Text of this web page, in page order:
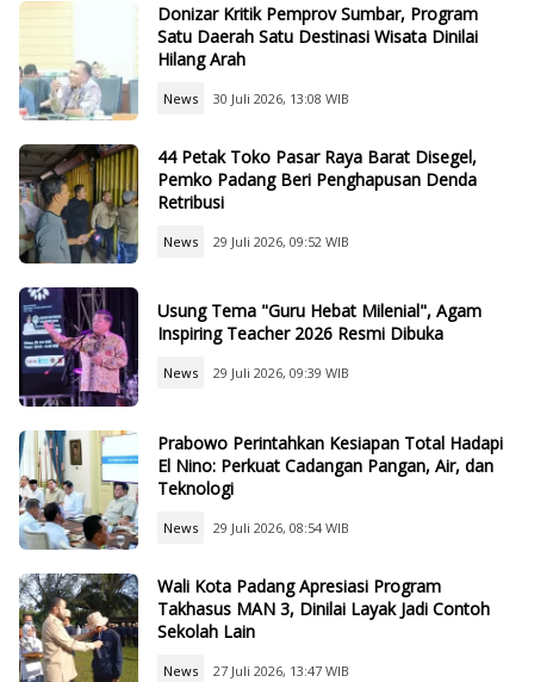
Donizar Kritik Pemprov Sumbar, Program
Satu Daerah Satu Destinasi Wisata Dinilai
Hilang Arah
News 30 Juli 2026, 13:08 WIB
44 Petak Toko Pasar Raya Barat Disegel,
Pemko Padang Beri Penghapusan Denda
Retribusi
News 29 Juli 2026, 09:52 WIB
Usung Tema "Guru Hebat Milenial", Agam
Inspiring Teacher 2026 Resmi Dibuka
News 29 Juli 2026, 09:39 WIB
Prabowo Perintahkan Kesiapan Total Hadapi
El Nino: Perkuat Cadangan Pangan, Air, dan
Teknologi
News 29 Juli 2026, 08:54 WIB
Wali Kota Padang Apresiasi Program
Takhasus MAN 3, Dinilai Layak Jadi Contoh
Sekolah Lain
News 27 Juli 2026, 13:47 WIB